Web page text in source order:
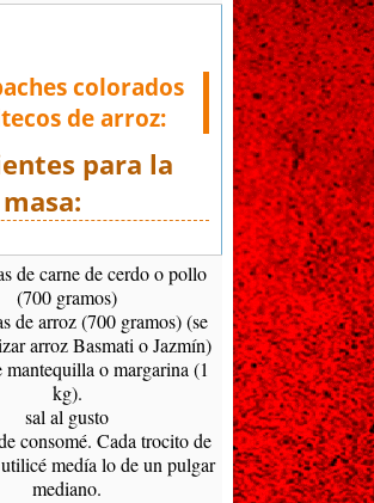
colorados
de arroz:
para la
masa:
de carne de cerdo o pollo
(700 gramos)
de arroz (700 gramos) (se
arroz Basmati o Jazmín)
mantequilla o margarina (1
kg).
sal al gusto
consomé. Cada trocito de
medía lo de un pulgar
mediano.